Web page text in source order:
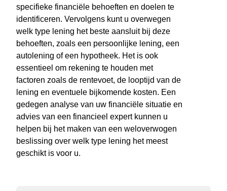
specifieke financiële behoeften en doelen te
identificeren. Vervolgens kunt u overwegen
welk type lening het beste aansluit bij deze
behoeften, zoals een persoonlijke lening, een
autolening of een hypotheek. Het is ook
essentieel om rekening te houden met
factoren zoals de rentevoet, de looptijd van de
lening en eventuele bijkomende kosten. Een
gedegen analyse van uw financiële situatie en
advies van een financieel expert kunnen u
helpen bij het maken van een weloverwogen
beslissing over welk type lening het meest
geschikt is voor u.